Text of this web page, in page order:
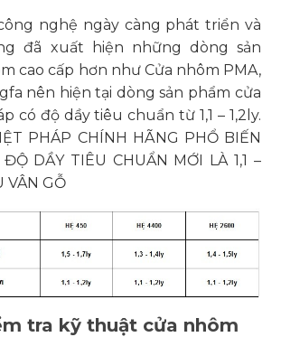
nghệ ngày càng phát triển và
đã xuất hiện những dòng sản
cao cấp hơn như Cửa nhôm PMA,
nên hiện tại dòng sản phẩm cửa
có độ dầy tiêu chuẩn từ 1,1 – 1,2ly.
PHÁP CHÍNH HÃNG PHỔ BIẾN
DẦY TIÊU CHUẨN MỚI LÀ 1,1 –
VÂN GỖ
tra kỹ thuật cửa nhôm